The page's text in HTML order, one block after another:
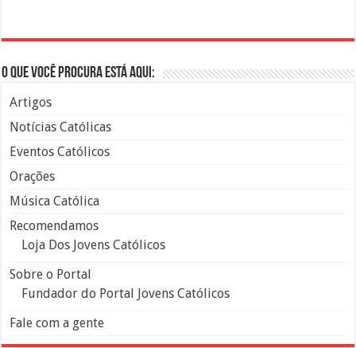
O que você procura está aqui:
Artigos
Notícias Católicas
Eventos Católicos
Orações
Música Católica
Recomendamos
Loja Dos Jovens Católicos
Sobre o Portal
Fundador do Portal Jovens Católicos
Fale com a gente